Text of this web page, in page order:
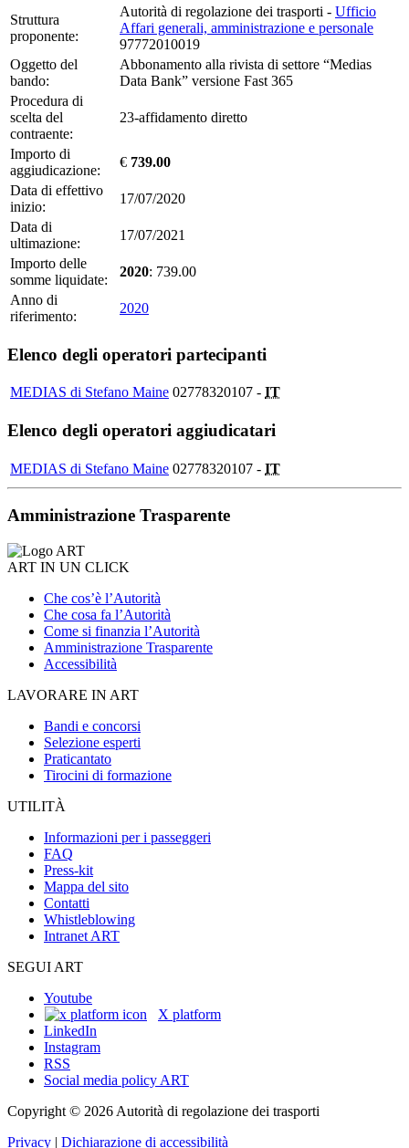
Struttura
proponente:
Autorità di regolazione dei trasporti - Ufficio
Affari generali, amministrazione e personale
97772010019
Oggetto del
bando:
Abbonamento alla rivista di settore “Medias
Data Bank” versione Fast 365
Procedura di
scelta del
contraente:
23-affidamento diretto
Importo di
aggiudicazione:
€ 739.00
Data di effettivo
inizio:
17/07/2020
Data di
ultimazione:
17/07/2021
Importo delle
somme liquidate:
2020: 739.00
Anno di
riferimento:
2020
Elenco degli operatori partecipanti
MEDIAS di Stefano Maine 02778320107 - IT
Elenco degli operatori aggiudicatari
MEDIAS di Stefano Maine 02778320107 - IT
Amministrazione Trasparente
ART IN UN CLICK
Che cos’è l’Autorità
Che cosa fa l’Autorità
Come si finanzia l’Autorità
Amministrazione Trasparente
Accessibilità
LAVORARE IN ART
Bandi e concorsi
Selezione esperti
Praticantato
Tirocini di formazione
UTILITÀ
Informazioni per i passeggeri
FAQ
Press-kit
Mappa del sito
Contatti
Whistleblowing
Intranet ART
SEGUI ART
Youtube
X platform
LinkedIn
Instagram
RSS
Social media policy ART
Copyright © 2026 Autorità di regolazione dei trasporti
Privacy | Dichiarazione di accessibilità